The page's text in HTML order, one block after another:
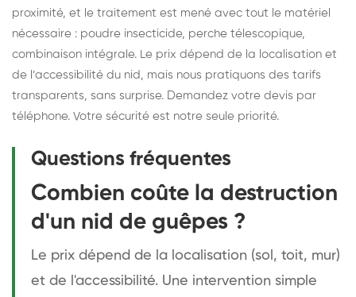
proximité, et le traitement est mené avec tout le matériel
nécessaire : poudre insecticide, perche télescopique,
combinaison intégrale. Le prix dépend de la localisation et
de l’accessibilité du nid, mais nous pratiquons des tarifs
transparents, sans surprise. Demandez votre devis par
téléphone. Votre sécurité est notre seule priorité.
Questions fréquentes
Combien coûte la destruction
d'un nid de guêpes ?
Le prix dépend de la localisation (sol, toit, mur)
et de l'accessibilité. Une intervention simple